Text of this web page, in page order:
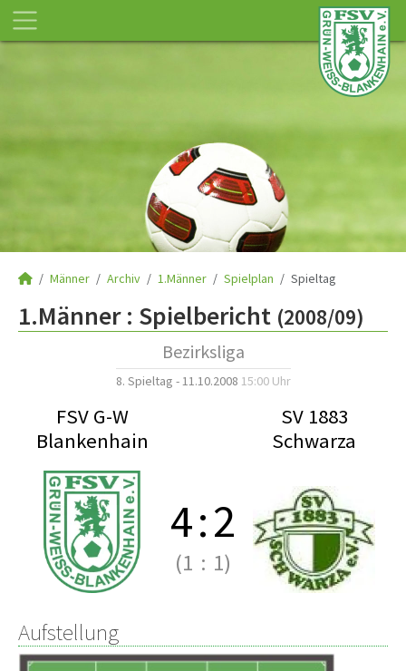
Männer Archiv 1.Männer Spielplan Spieltag
1.Männer : Spielbericht (2008/09)
Bezirksliga
8. Spieltag - 11.10.2008 15:00 Uhr
FSV G-W
Blankenhain
SV 1883
Schwarza
4:2
(1 : 1)
Aufstellung